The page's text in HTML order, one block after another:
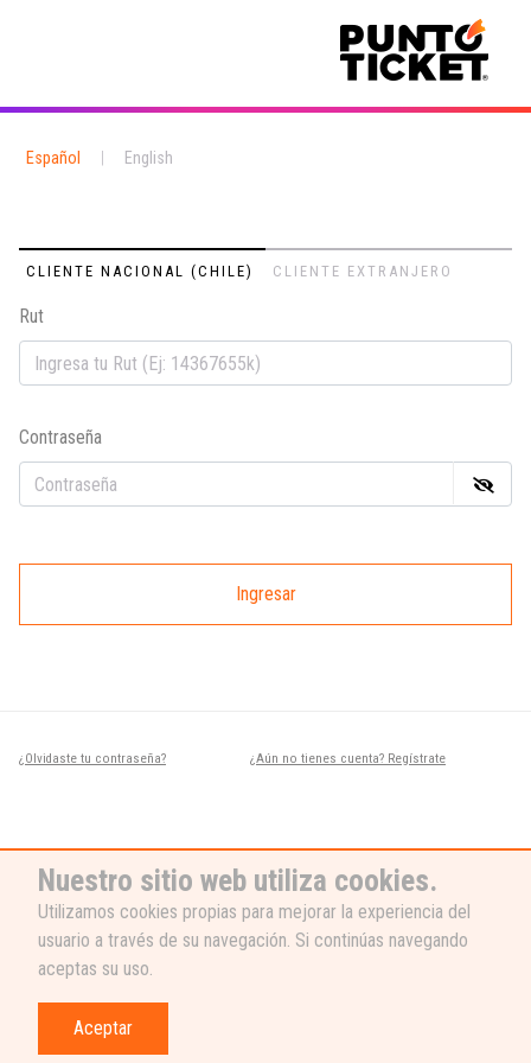
Español English
CLIENTE NACIONAL (CHILE) CLIENTE EXTRANJERO
Rut
Contraseña
Ingresar
¿Olvidaste tu contraseña? ¿Aún no tienes cuenta? Regístrate
Nuestro sitio web utiliza cookies.
Utilizamos cookies propias para mejorar la experiencia del
usuario a través de su navegación. Si continúas navegando
aceptas su uso.
Aceptar
¿NECESITAS AYUDA?
Nuestro equipo de soporte está listo